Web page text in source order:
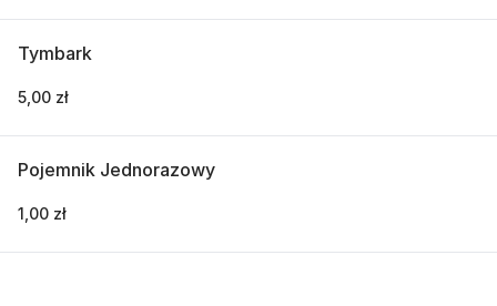
Tymbark
5,00 zł
Pojemnik Jednorazowy
1,00 zł